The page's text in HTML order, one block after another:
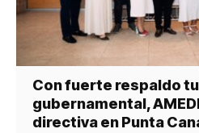
Con fuerte respaldo
gubernamental,
directiva en Punta